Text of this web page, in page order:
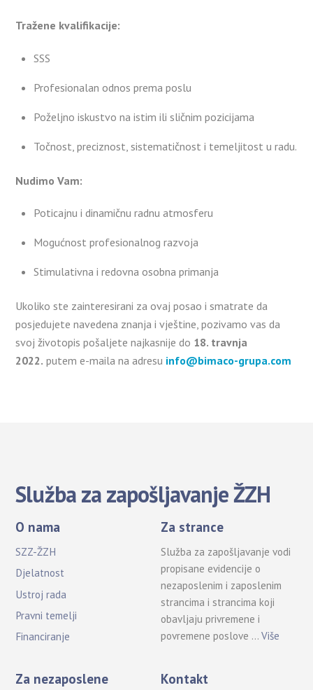
Tražene kvalifikacije:
SSS
Profesionalan odnos prema poslu
Poželjno iskustvo na istim ili sličnim pozicijama
Točnost, preciznost, sistematičnost i temeljitost u radu.
Nudimo Vam:
Poticajnu i dinamičnu radnu atmosferu
Mogućnost profesionalnog razvoja
Stimulativna i redovna osobna primanja
Ukoliko ste zainteresirani za ovaj posao i smatrate da
posjedujete navedena znanja i vještine, pozivamo vas da
svoj životopis pošaljete najkasnije do 18. travnja
2022. putem e-maila na adresu info@bimaco-grupa.com
Služba za zapošljavanje ŽZH
O nama
SZZ-ŽZH
Djelatnost
Ustroj rada
Pravni temelji
Financiranje
Za strance
Služba za zapošljavanje vodi
propisane evidencije o
nezaposlenim i zaposlenim
strancima i strancima koji
obavljaju privremene i
povremene poslove …Više
Za nezaposlene Kontakt